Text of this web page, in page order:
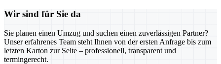
Wir sind für Sie da
Sie planen einen Umzug und suchen einen zuverlässigen Partner?
Unser erfahrenes Team steht Ihnen von der ersten Anfrage bis zum
letzten Karton zur Seite – professionell, transparent und
termingerecht.